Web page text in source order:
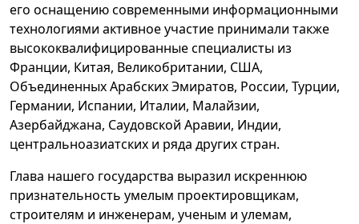
его оснащению современными информационными
технологиями активное участие принимали также
высококвалифицированные специалисты из
Франции, Китая, Великобритании, США,
Объединенных Арабских Эмиратов, России, Турции,
Германии, Испании, Италии, Малайзии,
Азербайджана, Саудовской Аравии, Индии,
центральноазиатских и ряда других стран.
Глава нашего государства выразил искреннюю
признательность умелым проектировщикам,
строителям и инженерам, ученым и улемам,